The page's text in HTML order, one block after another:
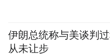
伊朗总统称与美谈判
从未让步